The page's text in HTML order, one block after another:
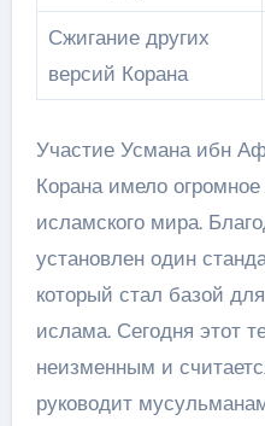
Сжигание других
версий Корана
Участие Усмана ибн
Корана имело
исламского мира.
установлен один
который стал базой
ислама. Сегодня этот
неизменным и
руководит